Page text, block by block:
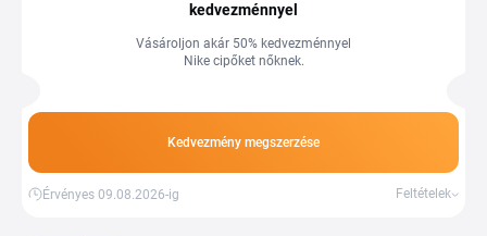
kedvezménnyel
Vásároljon akár 50% kedvezménnyel
Nike cipőket nőknek.
Kedvezmény megszerzése
Érvényes 09.08.2026-ig Feltételek